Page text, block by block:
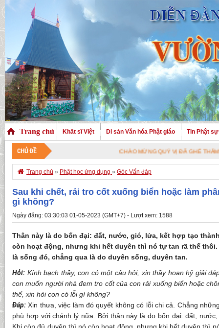
Trang chủ Khất sĩ Việt Di sản Văn hóa Phật giáo Tin Phật sự
CHỦ ĐỀ CHÀO MỪNG QUÝ VỊ ĐÃ GHÉ THĂM TRANG
 Trang chủ » Phật học ứng dụng » Góc Vấn đáp
Sau khi chết, rải tro cốt xuống biển hoặc làm
gì không?
Ngày đăng: 03:30:03 01-05-2023 (GMT+7) - Lượt xem: 1588
Thân này là do bốn đại: đất, nước, gió, lửa, kết hợp tạo
còn hoạt động, nhưng khi hết duyên thì nó tự tan rã thế thôi.
là sống đó, chẳng qua là do duyên sống, duyên tan.
Hỏi: Kính bạch thầy, con có một câu hỏi, xin thầy hoan hỷ giải
con muốn người nhà đem tro cốt của con rải xuống biển hoặc
thế, xin hỏi con có lỗi gì không?
Đáp: Xin thưa, việc làm đó quyết không có lỗi chi cả. Chẳng
phù hợp với chánh lý nữa. Bởi thân này là do bốn đại: đất,